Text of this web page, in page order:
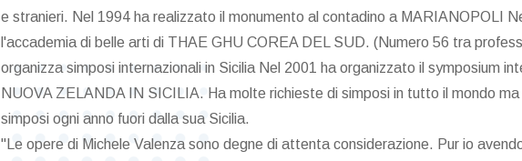
e stranieri. Nel 1994 ha realizzato il monumento al contadino a MARIANOPOLI
l'accademia di belle arti di THAE GHU COREA DEL SUD. (Numero 56 tra
organizza simposi internazionali in Sicilia Nel 2001 ha organizzato il symposium
NUOVA ZELANDA IN SICILIA. Ha molte richieste di simposi in tutto il mondo
simposi ogni anno fuori dalla sua Sicilia.
"Le opere di Michele Valenza sono degne di attenta considerazione. Pur io